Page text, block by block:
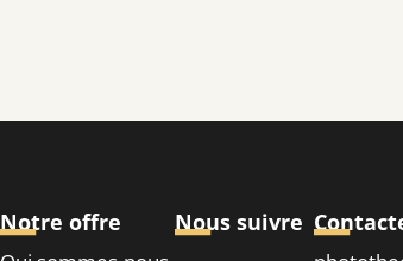
Notre offre Nous suivre